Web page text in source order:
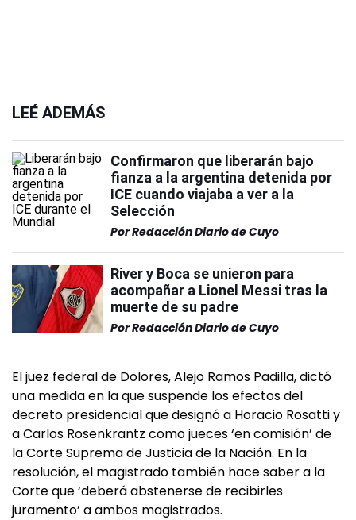
LEÉ ADEMÁS
Confirmaron que liberarán bajo
fianza a la argentina detenida por
ICE cuando viajaba a ver a la
Selección
PorRedacción Diario de Cuyo
River y Boca se unieron para
acompañar a Lionel Messi tras la
muerte de su padre
PorRedacción Diario de Cuyo
El juez federal de Dolores, Alejo Ramos Padilla, dictó
una medida en la que suspende los efectos del
decreto presidencial que designó a Horacio Rosatti y
a Carlos Rosenkrantz como jueces ‘en comisión’ de
la Corte Suprema de Justicia de la Nación. En la
resolución, el magistrado también hace saber a la
Corte que ‘deberá abstenerse de recibirles
juramento’ a ambos magistrados.